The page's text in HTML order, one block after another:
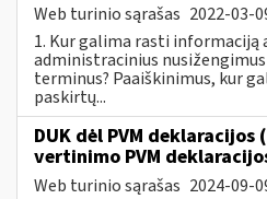
Web turinio sąrašas 2022-03-
1. Kur galima rasti informaciją
administracinius nusižengimus
terminus? Paaiškinimus, kur
paskirtų...
DUK dėl PVM deklaracijos
vertinimo PVM
Web turinio sąrašas 2024-09-